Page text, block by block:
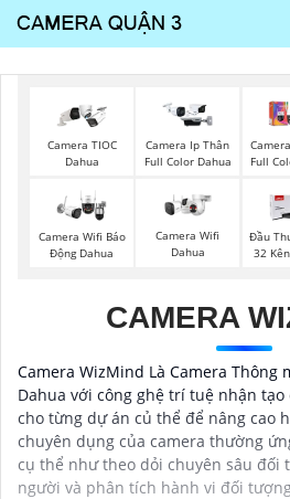
Camera TIOC
Dahua
Camera Ip Thân
Full Color Dahua
Full
Camera Wifi Báo
Động Dahua
Camera Wifi
Dahua
Đầu
32
CAMERA
Camera WizMind Là Camera Thông
Dahua với công ghệ trí tuệ nhận
cho từng dự án củ thể để nâng cao
chuyên dụng của camera thường
cụ thể như theo dỏi chuyên sâu đối
người và phân tích hành vi đối